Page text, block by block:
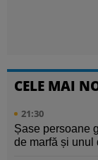
CELE MAI
21:30
Șase persoane
de marfă și unul